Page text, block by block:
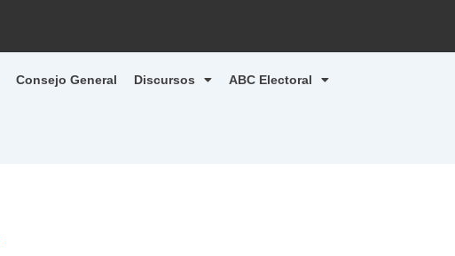
Consejo General Discursos ABC Electoral